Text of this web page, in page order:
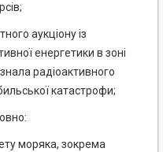
аукціону із
енергетики в зоні
радіоактивного
катастрофи;
моряка, зокрема